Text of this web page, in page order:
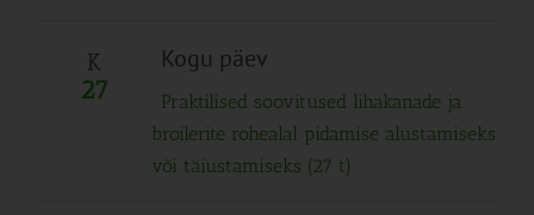
kuupäev.
K
27
Kogu päev
Praktilised soovitused lihakanade ja
broilerite rohealal pidamise alustamiseks
või täiustamiseks (27 t)